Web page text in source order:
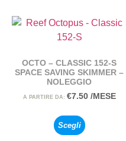
OCTO – CLASSIC 152-S
SPACE SAVING SKIMMER –
NOLEGGIO
A PARTIRE DA: €7.50 /MESE
Scegli